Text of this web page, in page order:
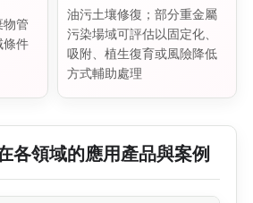
物管
條件
油污土壤修復；部分重金屬
污染場域可評估以固定化、
吸附、植生復育或風險降低
方式輔助處理
各領域的應用產品與案例